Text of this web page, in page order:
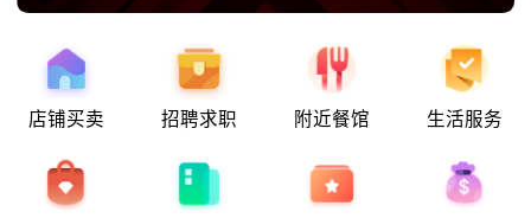
店铺买卖 招聘求职 附近餐馆 生活服务
无栏杆收费站逃费将重罚！